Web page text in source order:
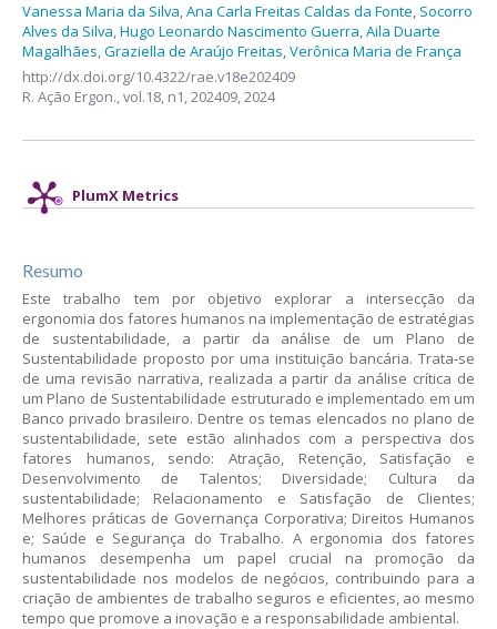
Vanessa Maria da Silva,Ana Carla Freitas Caldas da Fonte, Socorro
Alves da Silva,Hugo Leonardo Nascimento Guerra,Aila Duarte
Magalhães,Graziella de Araújo Freitas,Verônica Maria de França
http://dx.doi.org/10.4322/rae.v18e202409
R. Ação Ergon.,vol.18, n1,202409, 2024
PlumX Metrics
Resumo
Este trabalho tem por objetivo explorar a intersecção da
ergonomia dos fatores humanos na implementação de estratégias
de sustentabilidade, a partir da análise de um Plano de
Sustentabilidade proposto por uma instituição bancária. Trata-se
de uma revisão narrativa, realizada a partir da análise crítica de
um Plano de Sustentabilidade estruturado e implementado em um
Banco privado brasileiro. Dentre os temas elencados no plano de
sustentabilidade, sete estão alinhados com a perspectiva dos
fatores humanos, sendo: Atração, Retenção, Satisfação e
Desenvolvimento de Talentos; Diversidade; Cultura da
sustentabilidade; Relacionamento e Satisfação de Clientes;
Melhores práticas de Governança Corporativa; Direitos Humanos
e; Saúde e Segurança do Trabalho. A ergonomia dos fatores
humanos desempenha um papel crucial na promoção da
sustentabilidade nos modelos de negócios, contribuindo para a
criação de ambientes de trabalho seguros e eficientes, ao mesmo
tempo que promove a inovação e a responsabilidade ambiental.